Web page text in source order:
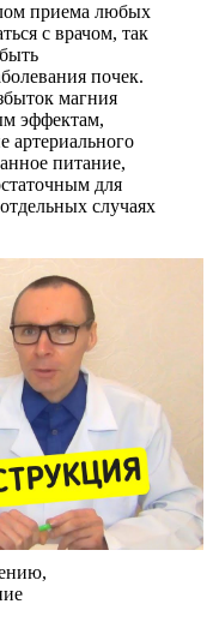
приема любых
с врачом, так
почек.
магния
эффектам,
артериального
питание,
для
случаях